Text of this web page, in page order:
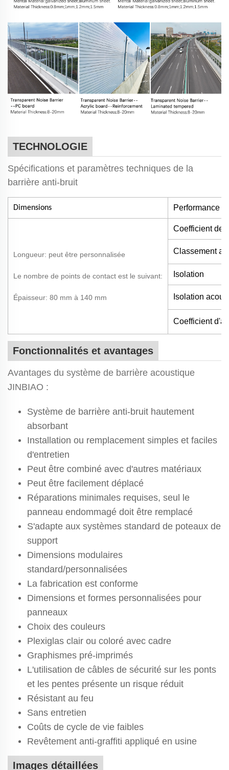
TECHNOLOGIE
Spécifications et paramètres techniques de la
barrière anti-bruit
Dimensions Performance
Longueur: peut être personnalisée
Le nombre de points de contact est le suivant:
Épaisseur: 80 mm à 140 mm
Coefficient de
Classement
Isolation
Isolation
Coefficient
Fonctionnalités et avantages
Avantages du système de barrière acoustique
JINBIAO :
Système de barrière anti-bruit hautement
absorbant
Installation ou remplacement simples et faciles
d'entretien
Peut être combiné avec d'autres matériaux
Peut être facilement déplacé
Réparations minimales requises, seul le
panneau endommagé doit être remplacé
S'adapte aux systèmes standard de poteaux de
support
Dimensions modulaires
standard/personnalisées
La fabrication est conforme
Dimensions et formes personnalisées pour
panneaux
Choix des couleurs
Plexiglas clair ou coloré avec cadre
Graphismes pré-imprimés
L'utilisation de câbles de sécurité sur les ponts
et les pentes présente un risque réduit
Résistant au feu
Sans entretien
Coûts de cycle de vie faibles
Revêtement anti-graffiti appliqué en usine
Images détaillées